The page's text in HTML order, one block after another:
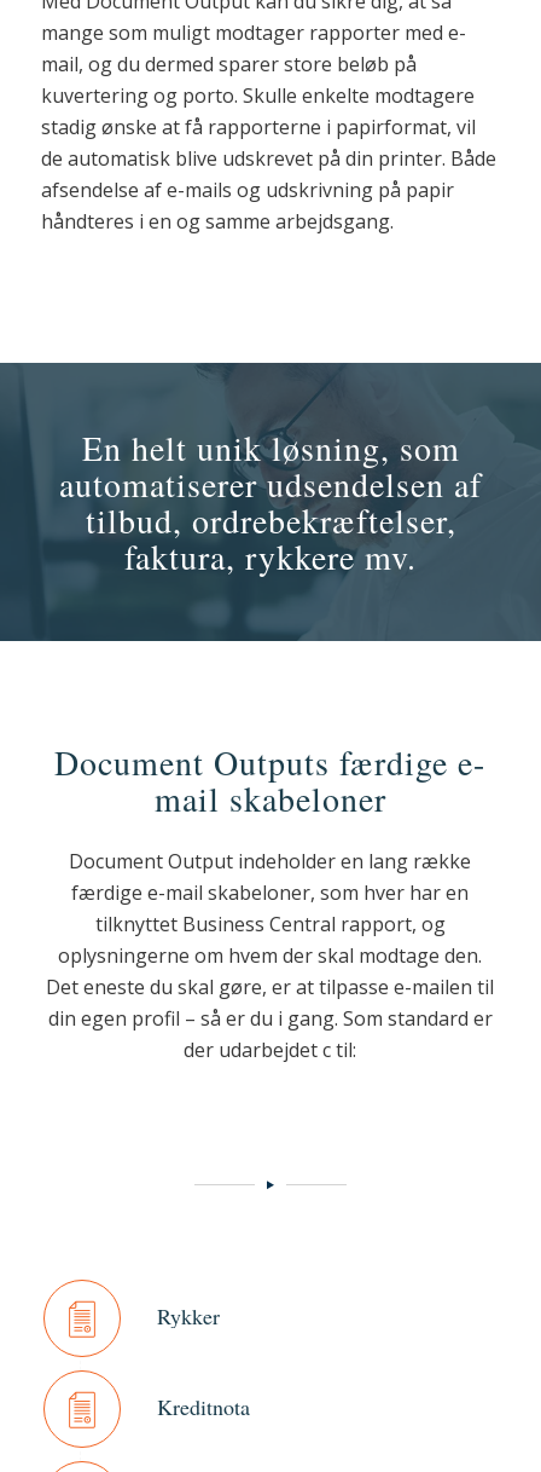
mange som muligt modtager rapporter med e-
mail, og du dermed sparer store beløb på
kuvertering og porto. Skulle enkelte modtagere
stadig ønske at få rapporterne i papirformat, vil
de automatisk blive udskrevet på din printer. Både
afsendelse af e-mails og udskrivning på papir
håndteres i en og samme arbejdsgang.
En helt unik løsning, som
automatiserer udsendelsen af
tilbud, ordrebekræftelser,
faktura, rykkere mv.
Document Outputs færdige e-
mail skabeloner
Document Output indeholder en lang række
færdige e-mail skabeloner, som hver har en
tilknyttet Business Central rapport, og
oplysningerne om hvem der skal modtage den.
Det eneste du skal gøre, er at tilpasse e-mailen til
din egen profil – så er du i gang. Som standard er
der udarbejdet c til:
Rykker
Kreditnota